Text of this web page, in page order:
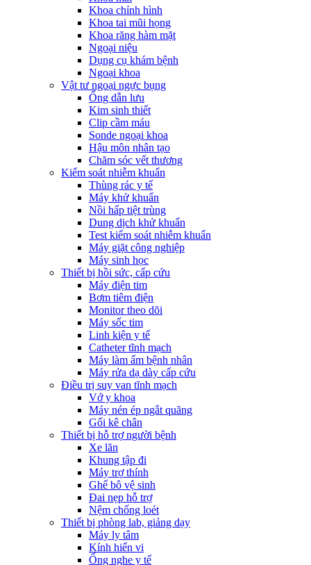
Khoa chỉnh hình
Khoa tai mũi họng
Khoa răng hàm mặt
Ngoại niệu
Dụng cụ khám bệnh
Ngoại khoa
Vật tư ngoại ngực bụng
Ống dẫn lưu
Kim sinh thiết
Clip cầm máu
Sonde ngoại khoa
Hậu môn nhân tạo
Chăm sóc vết thương
Kiểm soát nhiễm khuẩn
Thùng rác y tế
Máy khử khuẩn
Nồi hấp tiệt trùng
Dung dịch khử khuẩn
Test kiểm soát nhiễm khuẩn
Máy giặt công nghiệp
Máy sinh học
Thiết bị hồi sức, cấp cứu
Máy điện tim
Bơm tiêm điện
Monitor theo dõi
Máy sốc tim
Linh kiện y tế
Catheter tĩnh mạch
Máy làm ấm bệnh nhân
Máy rửa dạ dày cấp cứu
Điều trị suy van tĩnh mạch
Vớ y khoa
Máy nén ép ngắt quãng
Gối kê chân
Thiết bị hỗ trợ người bệnh
Xe lăn
Khung tập đi
Máy trợ thính
Ghế bô vệ sinh
Đai nẹp hỗ trợ
Nệm chống loét
Thiết bị phòng lab, giảng dạy
Máy ly tâm
Kính hiển vi
Ống nghe y tế